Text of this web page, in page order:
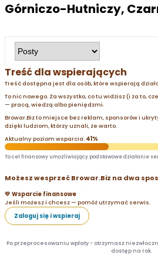
Górniczo-Hutniczy,
Treść dla wspierających
Treść dostępna jest dla osób, które wspierają
To nic nowego. Za wszystko, co tu widzisz (i za to,
— pracą, wiedzą albo pieniędzmi.
Browar.Biz to miejsce bez reklam, sponsorów i
dzięki ludziom, którzy uznali, że warto.
Aktualny poziom wsparcia: 41%
To cel finansowy umożliwiający podstawowe działanie
Możesz wesprzeć Browar.Biz na dwa
💛 Wsparcie finansowe
Jeśli możesz i chcesz — pomóż utrzymać serwis.
Zaloguj się i wspieraj
Po przeprocesowaniu wpłaty - otrzymasz
dostęp na rok.